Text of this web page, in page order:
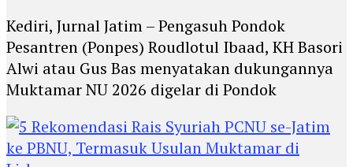
Kediri, Jurnal Jatim – Pengasuh Pondok
Pesantren (Ponpes) Roudlotul Ibaad, KH Basori
Alwi atau Gus Bas menyatakan dukungannya
Muktamar NU 2026 digelar di Pondok